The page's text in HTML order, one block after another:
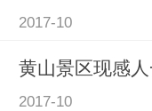
2017-10
黄山景区现感
2017-10